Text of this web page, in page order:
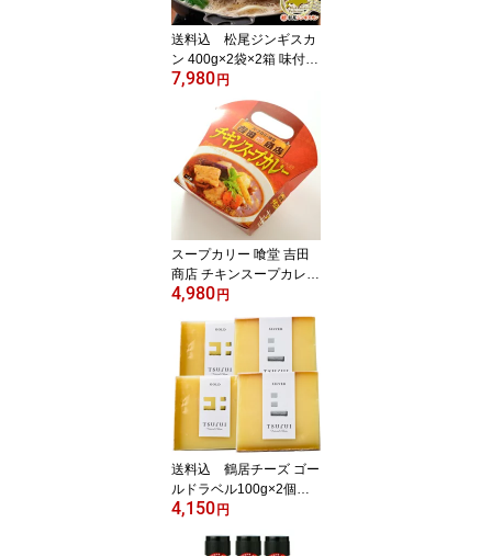
送料込 松尾ジンギスカ
ン 400g×2袋×2箱 味付特
上ラム 北海道限定 土産
お取り寄せ プレゼント
ギフト 母の日 父の日 お
7,980 円
スープカリー 喰堂 吉田
商店 チキンスープカレー
4個セット 送料込 北
海道土産 レトルト お
取り寄せ お返し
4,980 円
送料込 鶴居チーズ ゴー
ルドラベル100g×2個・
シルバーラベル100g×2
土産 お取り寄せ プレゼ
4,150 円